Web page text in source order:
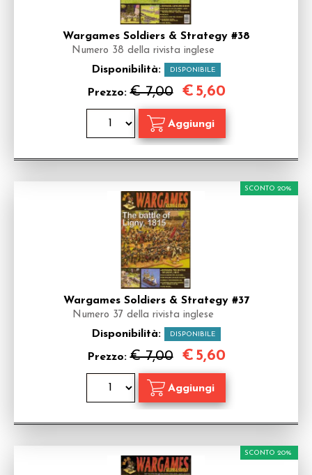
Wargames Soldiers & Strategy #38
Numero 38 della rivista inglese
Disponibilità: DISPONIBILE
Prezzo:€ 7,00 € 5,60
Wargames Soldiers & Strategy #37
Numero 37 della rivista inglese
Disponibilità: DISPONIBILE
Prezzo:€ 7,00
SCONTO 20%
€ 5,60
SCONTO 20%